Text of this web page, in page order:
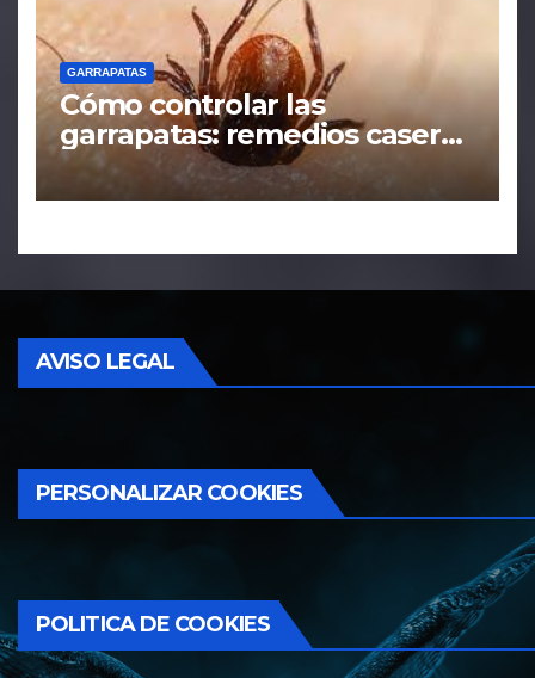
GARRAPATAS
Cómo controlar las
garrapatas: remedios caseros
y tácticas efectivas
AVISO LEGAL
PERSONALIZAR COOKIES
POLITICA DE COOKIES